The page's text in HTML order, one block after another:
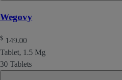
Wegovy
$ 149.00
Tablet, 1.5 Mg
30 Tablets